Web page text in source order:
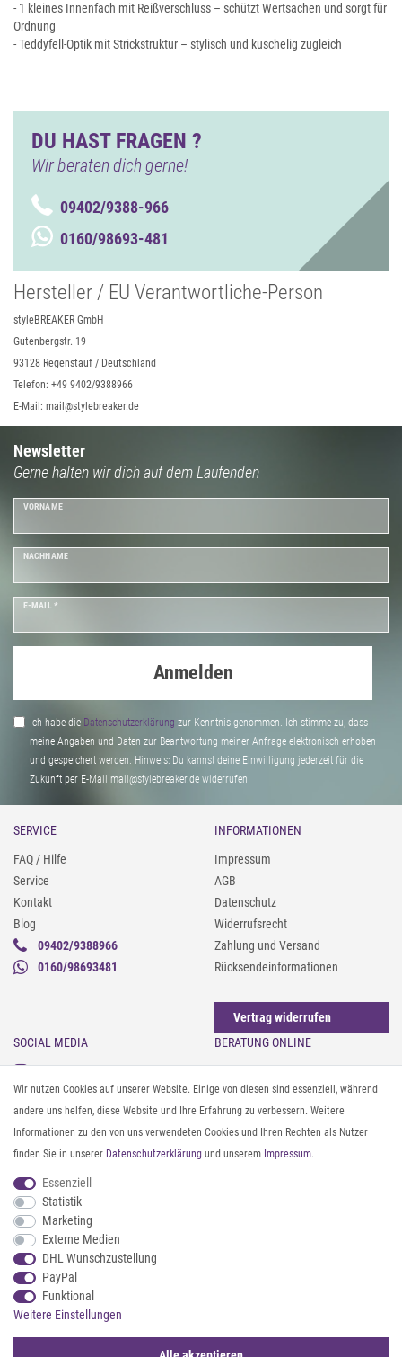
- 1 kleines Innenfach mit Reißverschluss – schützt Wertsachen und sorgt für
Ordnung
- Teddyfell-Optik mit Strickstruktur – stylisch und kuschelig zugleich
DU HAST FRAGEN ?
Wir beraten dich gerne!
09402/9388-966
0160/98693-481
Hersteller / EU Verantwortliche-Person
styleBREAKER GmbH
Gutenbergstr. 19
93128 Regenstauf / Deutschland
Telefon: +49 9402/9388966
E-Mail: mail@stylebreaker.de
Newsletter
Gerne halten wir dich auf dem Laufenden
VORNAME
NACHNAME
E-MAIL *
Anmelden
Ich habe die Daten­schutz­erklärung zur Kenntnis genommen. Ich stimme zu, dass
meine Angaben und Daten zur Beantwortung meiner Anfrage elektronisch erhoben
und gespeichert werden. Hinweis: Du kannst deine Einwilligung jederzeit für die
Zukunft per E-Mail mail@stylebreaker.de widerrufen
SERVICE
FAQ / Hilfe
Service
Kontakt
Blog
09402/9388966
0160/98693481
INFORMATIONEN
Impressum
AGB
Datenschutz
Widerrufsrecht
Zahlung und Versand
Rücksendeinformationen
Vertrag widerrufen
SOCIAL MEDIA
Instagram
Facebook
Pinterest
Twitter
Youtube
Threads
BERATUNG ONLINE
Gürtel messen & kürzen
Sonnenbrillen & UV-Schutz
Textilpflege
Textil- und Material-Guide
Geldbörse richtig organisieren
ZAHLUNG & VERSAND
Wir nutzen Cookies auf unserer Website. Einige von diesen sind essenziell, während
andere uns helfen, diese Website und Ihre Erfahrung zu verbessern. Weitere
Informationen zu den von uns verwendeten Cookies und Ihren Rechten als Nutzer
finden Sie in unserer Daten­schutz­erklärung und unserem Impressum.
Essenziell
Statistik
Marketing
Externe Medien
DHL Wunschzustellung
PayPal
Funktional
Weitere Einstellungen